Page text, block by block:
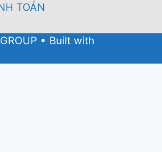
TOÁN
• Built with